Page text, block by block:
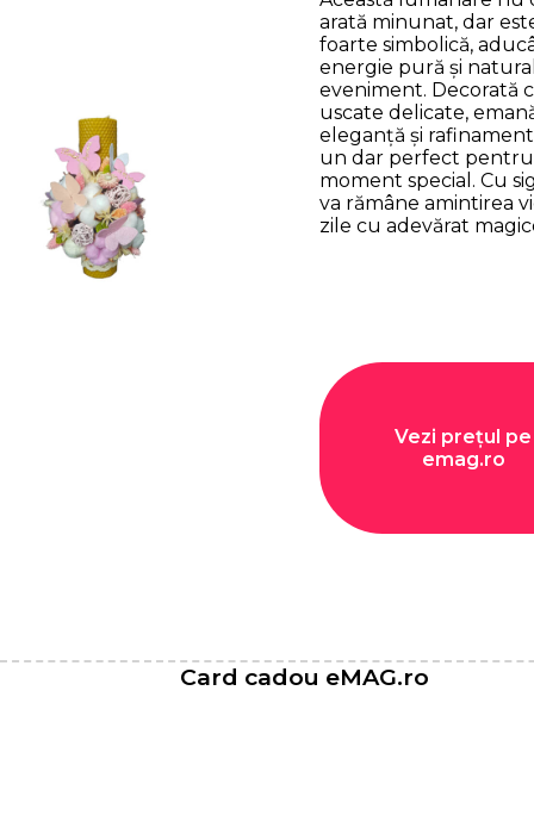
arată minunat, dar
foarte simbolică,
energie pură și
eveniment. Decorată
uscate delicate,
eleganță și
un dar perfect
moment special. Cu
va rămâne amintirea
zile cu adevărat
Vezi prețul pe
emag.ro
Card cadou eMAG.ro